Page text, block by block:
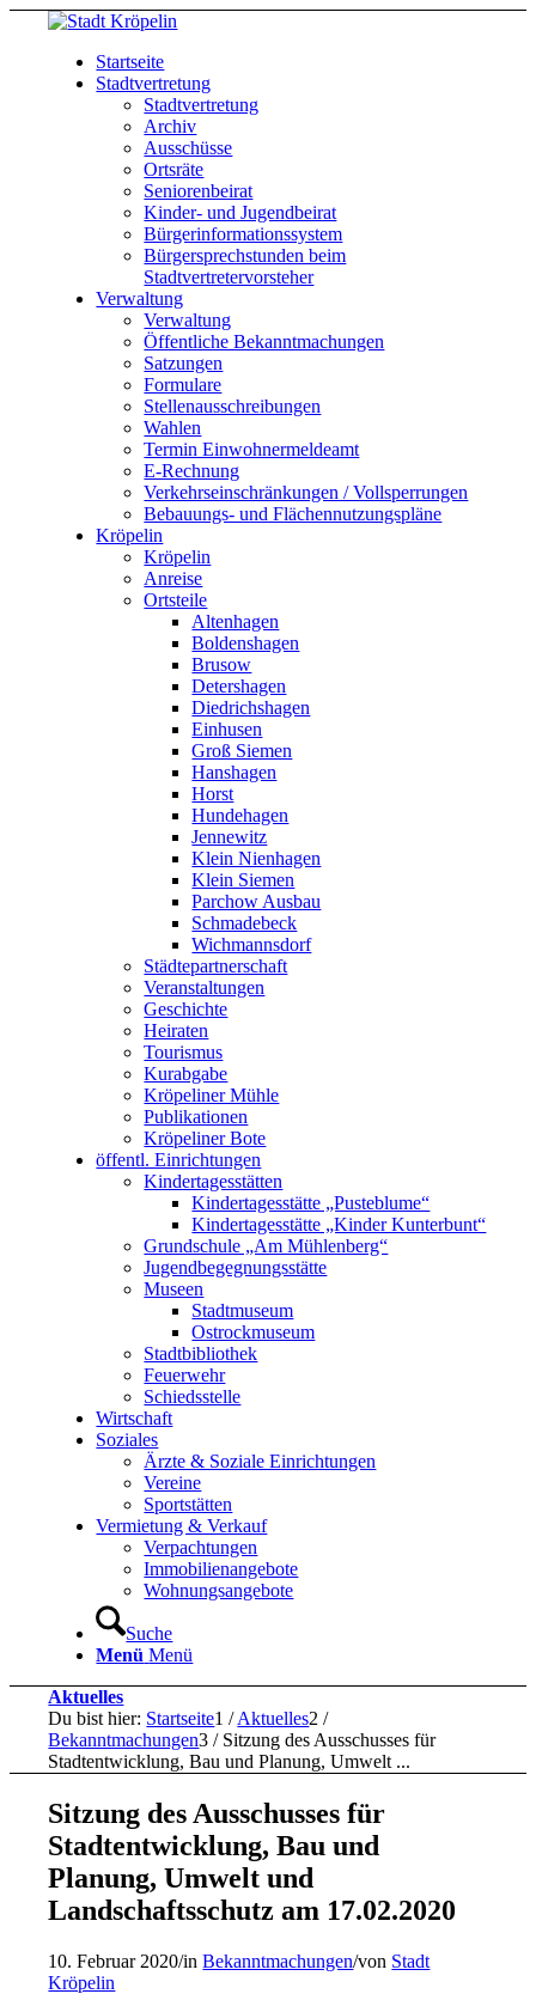
Startseite
Stadtvertretung
Stadtvertretung
Archiv
Ausschüsse
Ortsräte
Seniorenbeirat
Kinder- und Jugendbeirat
Bürgerinformationssystem
Bürgersprechstunden beim
Stadtvertretervorsteher
Verwaltung
Verwaltung
Öffentliche Bekanntmachungen
Satzungen
Formulare
Stellenausschreibungen
Wahlen
Termin Einwohnermeldeamt
E-Rechnung
Verkehrseinschränkungen / Vollsperrungen
Bebauungs- und Flächennutzungspläne
Kröpelin
Kröpelin
Anreise
Ortsteile
Altenhagen
Boldenshagen
Brusow
Detershagen
Diedrichshagen
Einhusen
Groß Siemen
Hanshagen
Horst
Hundehagen
Jennewitz
Klein Nienhagen
Klein Siemen
Parchow Ausbau
Schmadebeck
Wichmannsdorf
Städtepartnerschaft
Veranstaltungen
Geschichte
Heiraten
Tourismus
Kurabgabe
Kröpeliner Mühle
Publikationen
Kröpeliner Bote
öffentl. Einrichtungen
Kindertagesstätten
Kindertagesstätte „Pusteblume“
Kindertagesstätte „Kinder Kunterbunt“
Grundschule „Am Mühlenberg“
Jugendbegegnungsstätte
Museen
Stadtmuseum
Ostrockmuseum
Stadtbibliothek
Feuerwehr
Schiedsstelle
Wirtschaft
Soziales
Ärzte & Soziale Einrichtungen
Vereine
Sportstätten
Vermietung & Verkauf
Verpachtungen
Immobilienangebote
Wohnungsangebote
Suche
Menü Menü
Aktuelles
Du bist hier: Startseite1 / Aktuelles2 /
Bekanntmachungen3 / Sitzung des Ausschusses für
Stadtentwicklung, Bau und Planung, Umwelt ...
Sitzung des Ausschusses für
Stadtentwicklung, Bau und
Planung, Umwelt und
Landschaftsschutz am 17.02.2020
10. Februar 2020/inBekanntmachungen/von Stadt
Kröpelin